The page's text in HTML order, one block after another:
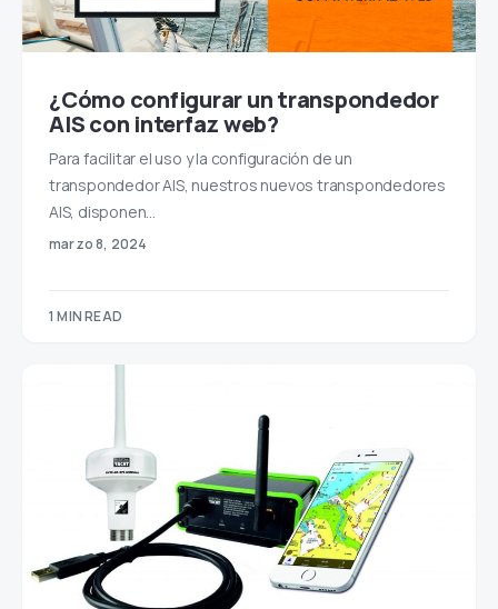
¿Cómo configurar un transpondedor
AIS con interfaz web?
Para facilitar el uso y la configuración de un
transpondedor AIS, nuestros nuevos transpondedores
AIS, disponen…
marzo 8, 2024
1 MIN READ